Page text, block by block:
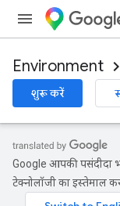
Environment
शुरू करें
Google आपकी पसंदीदा
टेक्नोलॉजी का इस्तेमाल